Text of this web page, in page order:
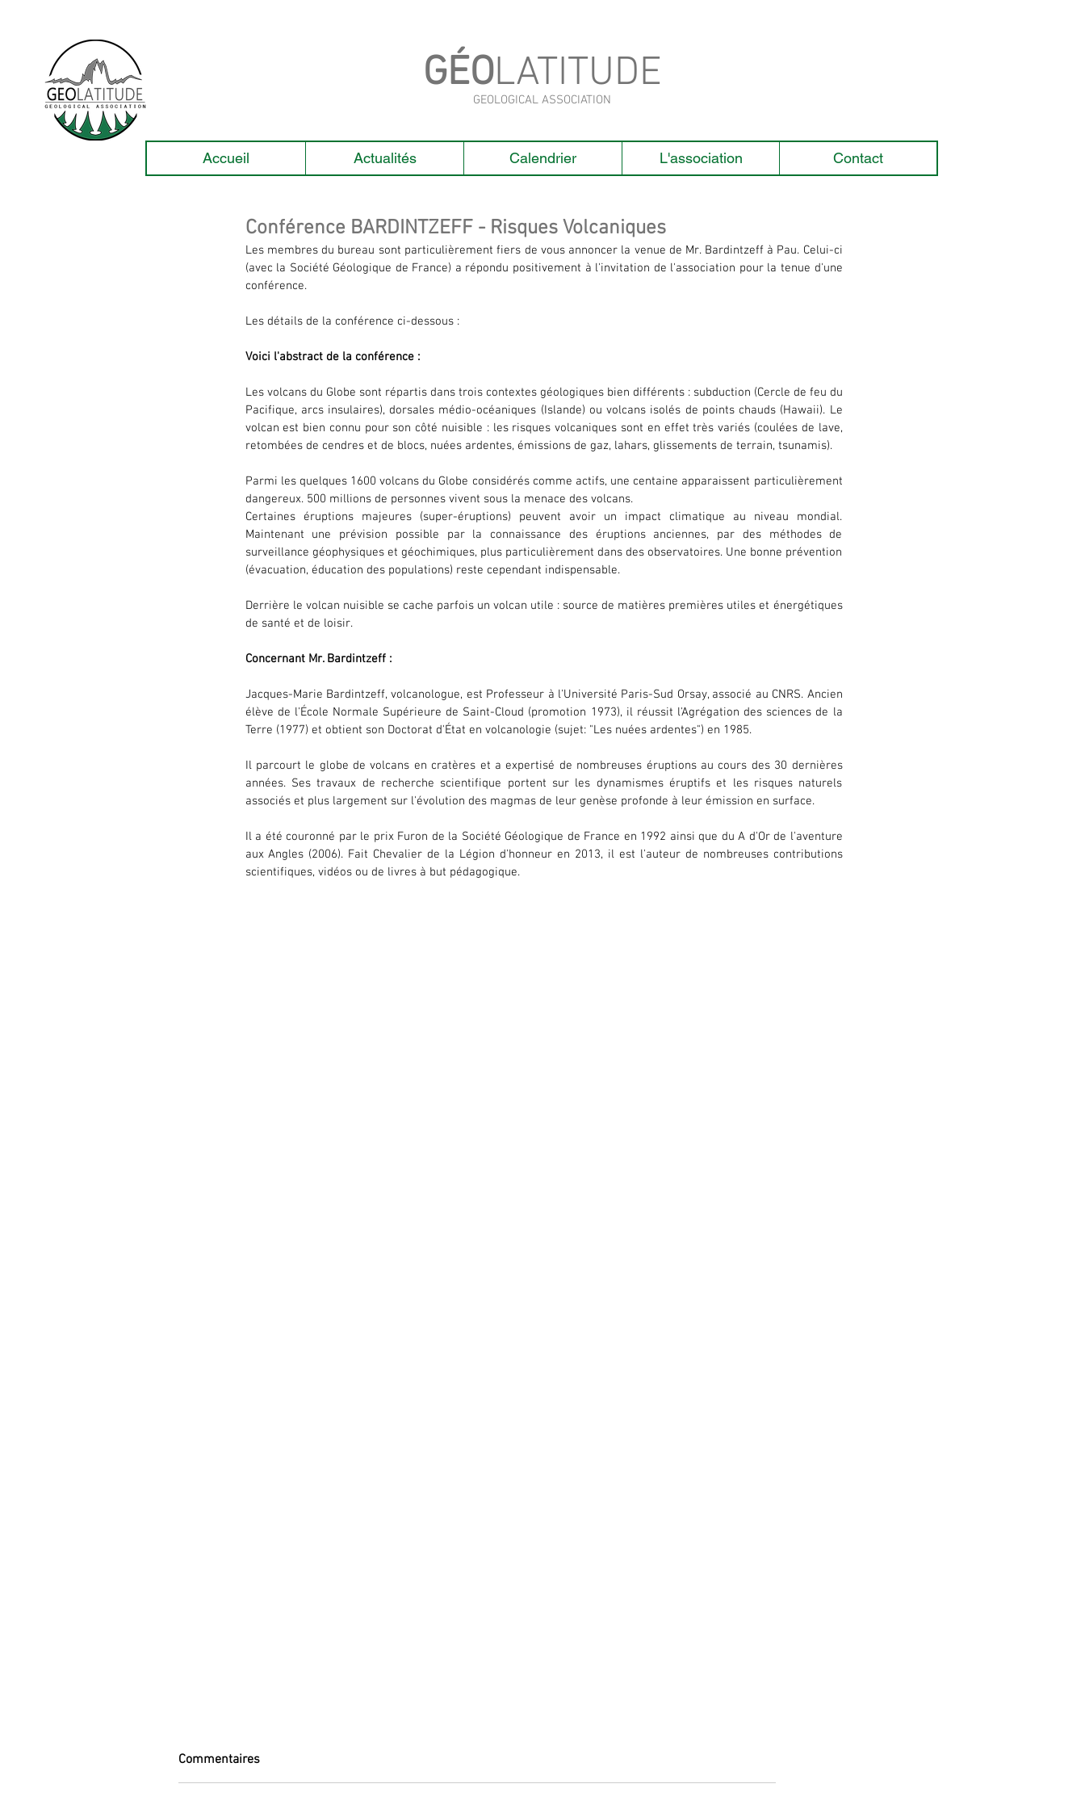
GÉOLATITUDE
GEOLOGICAL ASSOCIATION
Accueil Actualités Calendrier L'association Contact
Conférence BARDINTZEFF - Risques Volcaniques
Les membres du bureau sont particulièrement fiers de vous annoncer la venue de Mr. Bardintzeff à Pau. Celui-ci
(avec la Société Géologique de France) a répondu positivement à l'invitation de l'association pour la tenue d'une
conférence.
Les détails de la conférence ci-dessous :
Voici l'abstract de la conférence :
Les volcans du Globe sont répartis dans trois contextes géologiques bien différents : subduction (Cercle de feu du
Pacifique, arcs insulaires), dorsales médio-océaniques (Islande) ou volcans isolés de points chauds (Hawaii). Le
volcan est bien connu pour son côté nuisible : les risques volcaniques sont en effet très variés (coulées de lave,
retombées de cendres et de blocs, nuées ardentes, émissions de gaz, lahars, glissements de terrain, tsunamis).
Parmi les quelques 1600 volcans du Globe considérés comme actifs, une centaine apparaissent particulièrement
dangereux. 500 millions de personnes vivent sous la menace des volcans.
Certaines éruptions majeures (super-éruptions) peuvent avoir un impact climatique au niveau mondial.
Maintenant une prévision possible par la connaissance des éruptions anciennes, par des méthodes de
surveillance géophysiques et géochimiques, plus particulièrement dans des observatoires. Une bonne prévention
(évacuation, éducation des populations) reste cependant indispensable.
Derrière le volcan nuisible se cache parfois un volcan utile : source de matières premières utiles et énergétiques
de santé et de loisir.
Concernant Mr. Bardintzeff :
Jacques-Marie Bardintzeff, volcanologue, est Professeur à l'Université Paris-Sud Orsay, associé au CNRS. Ancien
élève de l'École Normale Supérieure de Saint-Cloud (promotion 1973), il réussit l'Agrégation des sciences de la
Terre (1977) et obtient son Doctorat d'État en volcanologie (sujet: "Les nuées ardentes") en 1985.
Il parcourt le globe de volcans en cratères et a expertisé de nombreuses éruptions au cours des 30 dernières
années. Ses travaux de recherche scientifique portent sur les dynamismes éruptifs et les risques naturels
associés et plus largement sur l'évolution des magmas de leur genèse profonde à leur émission en surface.
Il a été couronné par le prix Furon de la Société Géologique de France en 1992 ainsi que du A d'Or de l'aventure
aux Angles (2006). Fait Chevalier de la Légion d'honneur en 2013, il est l'auteur de nombreuses contributions
scientifiques, vidéos ou de livres à but pédagogique.
Commentaires